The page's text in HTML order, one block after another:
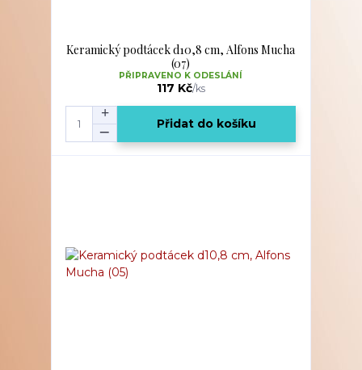
Keramický podtácek d10,8 cm, Alfons Mucha
(07)
117 Kč/ks
PŘIPRAVENO K ODESLÁNÍ
Přidat do košíku